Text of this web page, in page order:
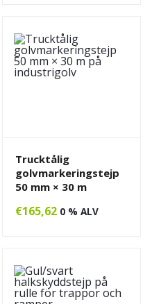
Trucktålig
golvmarkeringstejp
50 mm × 30 m
€165,62 0 % ALV